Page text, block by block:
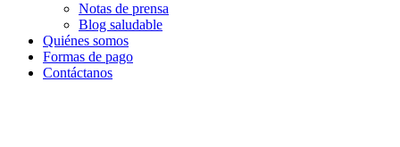
Notas de prensa
Blog saludable
Quiénes somos
Formas de pago
Contáctanos